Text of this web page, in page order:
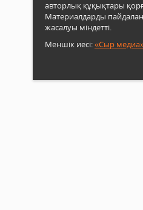
авторлық құқықтары
Материалдарды
жасалуы міндетті.
Меншік иесі:«Сыр